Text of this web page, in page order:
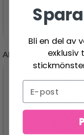
Se produkt
ANDRA KUNDER
Bli en del av
exklusiv